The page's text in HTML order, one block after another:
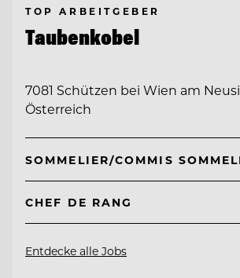
TOP ARBEITGEBER
Taubenkobel
7081 Schützen bei Wien am
Österreich
SOMMELIER/COMMIS
CHEF DE RANG
Entdecke alle Jobs